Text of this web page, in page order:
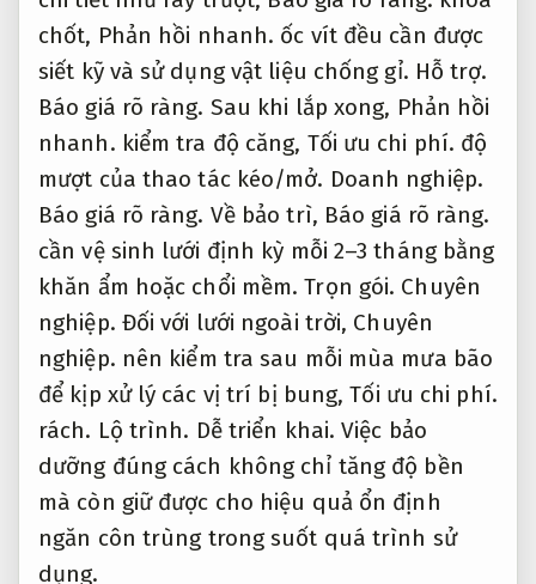
mà còn giữ được cho hiệu quả ổn định
ngăn côn trùng trong suốt quá trình sử
dụng.
Theo yêu cầu.
Dịch vụ.
Xuất xứ và địa chỉ mua đáng tin cậy
Dễ triển khai.
Dịch vụ.
Xuất xứ và địa chỉ mua đáng tin cậy là yếu
tố quyết định chất lượng tốt và độ bền của